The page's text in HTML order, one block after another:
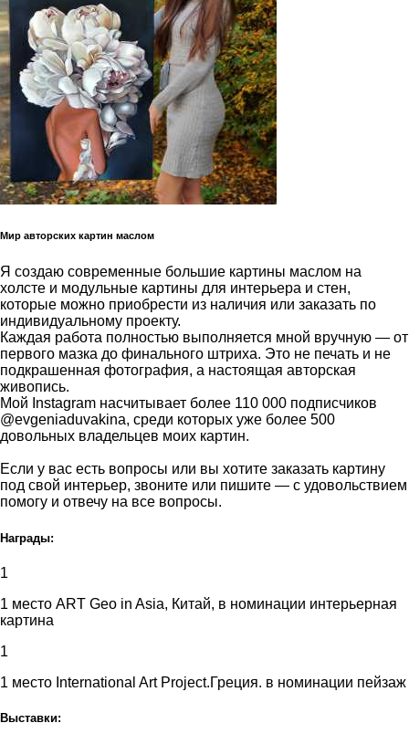
Мир авторских картин маслом
Я создаю современные большие картины маслом на
холсте и модульные картины для интерьера и стен,
которые можно приобрести из наличия или заказать по
индивидуальному проекту.
Каждая работа полностью выполняется мной вручную — от
первого мазка до финального штриха. Это не печать и не
подкрашенная фотография, а настоящая авторская
живопись.
Мой Instagram насчитывает более 110 000 подписчиков
@evgeniaduvakina, среди которых уже более 500
довольных владельцев моих картин.
Если у вас есть вопросы или вы хотите заказать картину
под свой интерьер, звоните или пишите — с удовольствием
помогу и отвечу на все вопросы.
Награды:
1
1 место ART Geo in Asia, Китай, в номинации интерьерная
картина
1
1 место International Art Project.Греция. в номинации пейзаж
Выставки: